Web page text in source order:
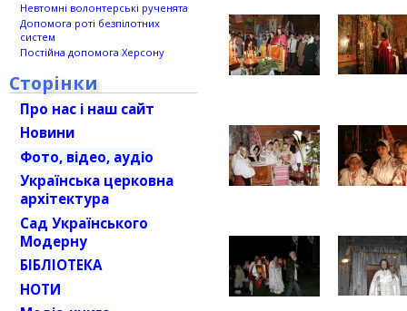
Невтомні волонтерські рученята
Допомога роті безпілотних
систем
Постійна допомога Херсону
Сторінки
Про нас і наш сайт
Новини
Фото, відео, аудіо
Українська церковна
архітектура
Сад Українського
Модерну
БІБЛІОТЕКА
НОТИ